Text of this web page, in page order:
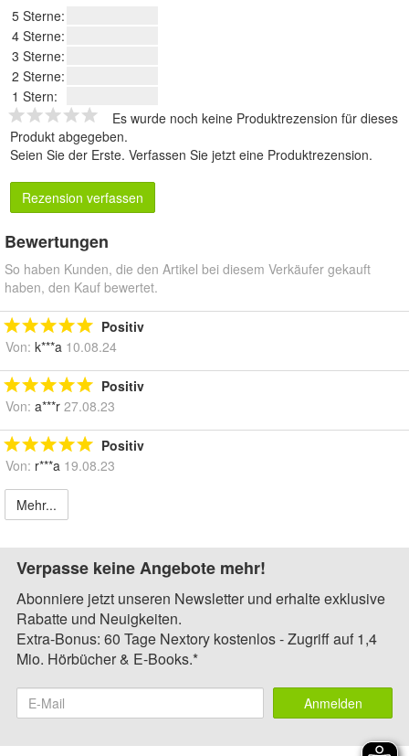
5 Sterne:
4 Sterne:
3 Sterne:
2 Sterne:
1 Stern:
Es wurde noch keine Produktrezension für dieses
Produkt abgegeben.
Seien Sie der Erste. Verfassen Sie jetzt eine Produktrezension.
Rezension verfassen
Bewertungen
So haben Kunden, die den Artikel bei diesem Verkäufer gekauft
haben, den Kauf bewertet.
Positiv
Von: k***a 10.08.24
Positiv
Von: a***r 27.08.23
Positiv
Von: r***a 19.08.23
Mehr...
Verpasse keine Angebote mehr!
Abonniere jetzt unseren Newsletter und erhalte exklusive
Rabatte und Neuigkeiten.
Extra-Bonus: 60 Tage Nextory kostenlos - Zugriff auf 1,4
Mio. Hörbücher & E-Books.*
Anmelden